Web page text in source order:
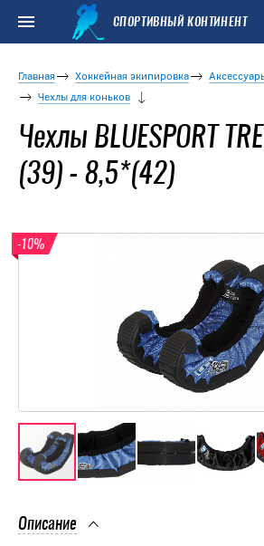
СПОРТИВНЫЙ КОНТИНЕНТ
Главная Хоккейная экипировка
Чехлы для коньков
Чехлы BLUESPORT
(39) - 8,5*(42)
-10%
Описание